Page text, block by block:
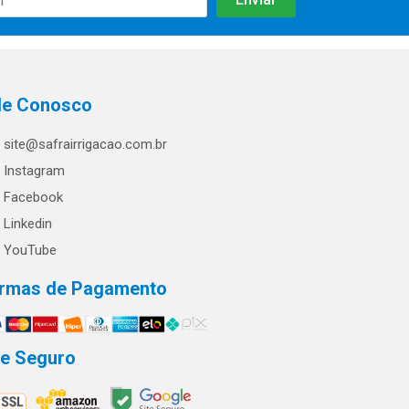
Conosco
site@safrairrigacao.com.br
Instagram
Facebook
Linkedin
YouTube
de Pagamento
Seguro